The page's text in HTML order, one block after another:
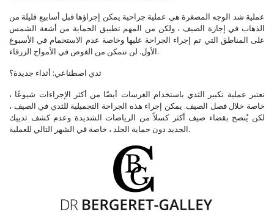
عملية شد الوجه المصغرة هي عملية جراحية يمكن إجراؤها قبل أسابيع قليلة من
الذهاب في إجازة الصيف ، ولكن من المهم تطبيق الحماية من أشعة الشمس
على المناطق التي تم إجراء الجراحة عليها وخاصة عدم الاستحمام في الأسبوع
الأول. لن تتمكن من الغوص في الأمواج الزرقاء.
ثدي اصطناعي: أثداء جديدة؟
تعتبر عملية تكبير الثدي باستخدام الغرسات أيضًا من أكثر الإجراءات شيوعًا ،
خاصة خلال فصل الصيف. يمكن إجراء هذه الجراحة التجميلية للثدي في الصيف ،
لكن يُنصح بقضاء صيف أكثر كسلاً من الرياضات الشديدة وعدم كشف ثدييك
الجديد دون حماية الجلد ، خاصة في الشهر التالي للعملية.